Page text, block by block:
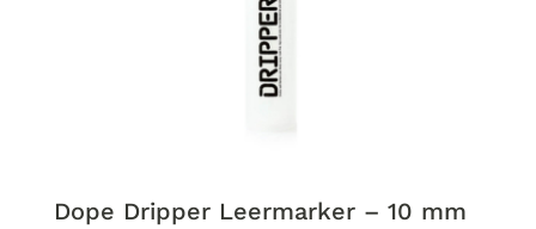
Dope Dripper Leermarker – 10 mm